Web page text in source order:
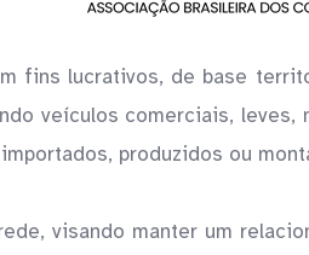
fins lucrativos, de base
veículos comerciais,
produzidos ou
visando manter um